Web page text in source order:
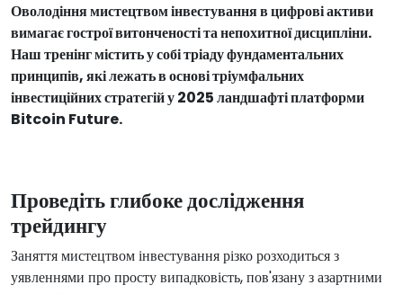
Оволодіння мистецтвом інвестування в цифрові активи
вимагає гострої витонченості та непохитної дисципліни.
Наш тренінг містить у собі тріаду фундаментальних
принципів, які лежать в основі тріумфальних
інвестиційних стратегій у 2025 ландшафті платформи
Bitcoin Future.
Проведіть глибоке дослідження
трейдингу
Заняття мистецтвом інвестування різко розходиться з
уявленнями про просту випадковість, пов'язану з азартними